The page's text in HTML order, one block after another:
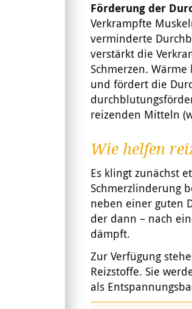
Förderung der
Verkrampfte
verminderte
verstärkt die
Schmerzen.
und fördert die
reizenden Mitteln
Wie helfen
Es klingt zunächst
Schmerzlinderung
neben einer guten
der dann – nach
dämpft.
Zur Verfügung
Reizstoffe. Sie
als